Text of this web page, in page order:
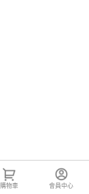
購物車 會員中心